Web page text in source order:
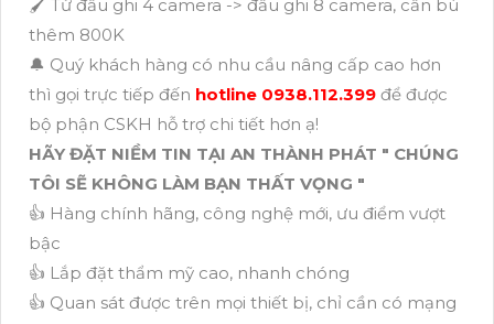
🖌 Từ đầu ghi 4 camera -> đầu ghi 8 camera, cần bù
thêm 800K
🔔 Quý khách hàng có nhu cầu nâng cấp cao hơn
thì gọi trực tiếp đến hotline 0938.112.399 để được
bộ phận CSKH hỗ trợ chi tiết hơn ạ!
HÃY ĐẶT NIỀM TIN TẠI AN THÀNH PHÁT " CHÚNG
TÔI SẼ KHÔNG LÀM BẠN THẤT VỌNG "
👍 Hàng chính hãng, công nghệ mới, ưu điểm vượt
bậc
👍 Lắp đặt thẩm mỹ cao, nhanh chóng
👍 Quan sát được trên mọi thiết bị, chỉ cần có mạng